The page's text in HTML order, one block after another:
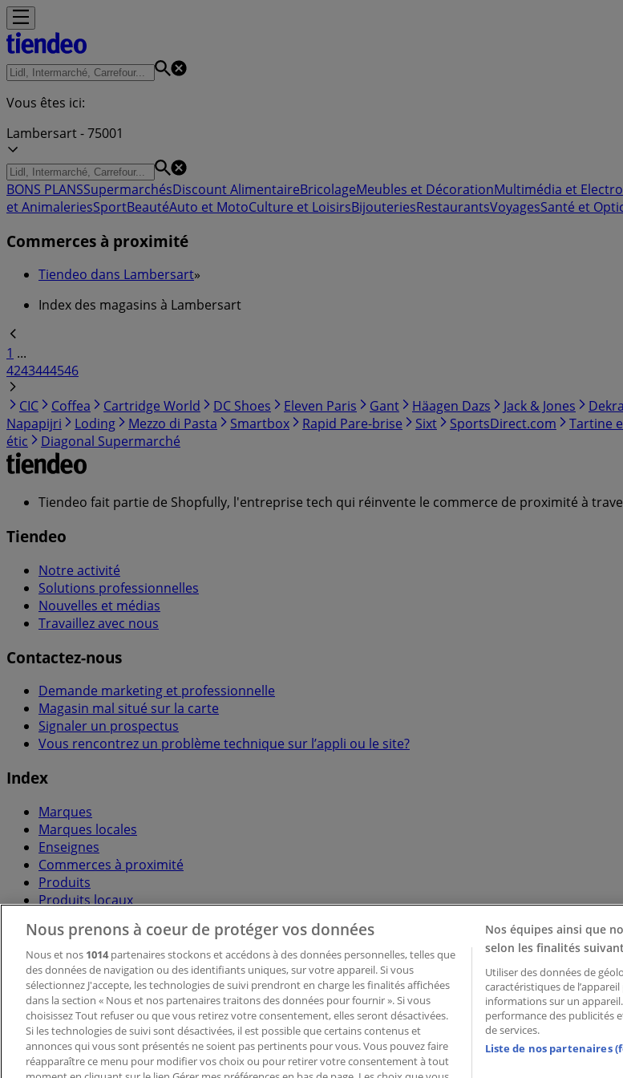
Vous êtes ici:
Lambersart - 75001
BONS PLANSSupermarchésDiscount AlimentaireBricolageMeubles et DécorationMultimédia et
et AnimaleriesSportBeautéAuto et MotoCulture et LoisirsBijouteriesRestaurantsVoyagesSanté et
Commerces à proximité
Tiendeo dans Lambersart»
Index des magasins à Lambersart
1 ...
4243444546
CIC
Coffea Cartridge World DC Shoes Eleven Paris Gant Häagen Dazs Jack & Jones
Napapijri
Loding Mezzo di Pasta Smartbox Rapid Pare-brise Sixt SportsDirect.com Tartine
étic
Diagonal Supermarché
Tiendeo fait partie de Shopfully, l'entreprise tech qui réinvente le commerce de proximité à
Tiendeo
Notre activité
Solutions professionnelles
Nouvelles et médias
Travaillez avec nous
Contactez-nous
Demande marketing et professionnelle
Magasin mal situé sur la carte
Signaler un prospectus
Vous rencontrez un problème technique sur l’appli ou le site?
Index
Marques
Marques locales
Enseignes
Commerces à proximité
Produits
Produits locaux
Télécharger l'appli Tiendeo
Copyright © Tiendeo ® 2026 · Shopfully Marketing S.L.U. – Palau de Mar – 08039 Barcelona, Spain
Nous prenons à coeur de protéger vos données
Nous et nos 1014partenaires stockons et accédons à des données personnelles, telles que
des données de navigation ou des identifiants uniques, sur votre appareil. Si vous
sélectionnez J'accepte, les technologies de suivi prendront en charge les finalités affichées
dans la section « Nous et nos partenaires traitons des données pour fournir ». Si vous
choisissez Tout refuser ou que vous retirez votre consentement, elles seront désactivées.
Si les technologies de suivi sont désactivées, il est possible que certains contenus et
annonces qui vous sont présentés ne soient pas pertinents pour vous. Vous pouvez faire
réapparaître ce menu pour modifier vos choix ou pour retirer votre consentement à tout
Nos équipes ainsi que
selon les finalités
Utiliser des données de
caractéristiques de
informations sur un
performance des publicités
de services.
Liste de nos partenaires